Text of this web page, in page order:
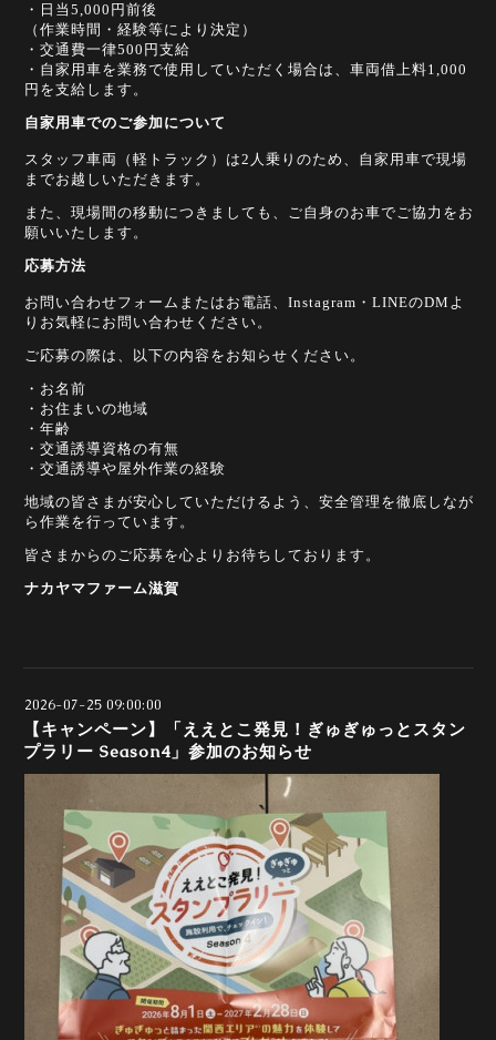
・日当5,000円前後
（作業時間・経験等により決定）
・交通費一律500円支給
・自家用車を業務で使用していただく場合は、車両借上料1,000
円を支給します。
自家用車でのご参加について
スタッフ車両（軽トラック）は2人乗りのため、自家用車で現場
までお越しいただきます。
また、現場間の移動につきましても、ご自身のお車でご協力をお
願いいたします。
応募方法
お問い合わせフォームまたはお電話、Instagram・LINEのDMよ
りお気軽にお問い合わせください。
ご応募の際は、以下の内容をお知らせください。
・お名前
・お住まいの地域
・年齢
・交通誘導資格の有無
・交通誘導や屋外作業の経験
地域の皆さまが安心していただけるよう、安全管理を徹底しなが
ら作業を行っています。
皆さまからのご応募を心よりお待ちしております。
ナカヤマファーム滋賀
2026-07-25 09:00:00
【キャンペーン】「ええとこ発見！ぎゅぎゅっとスタン
プラリー Season4」参加のお知らせ